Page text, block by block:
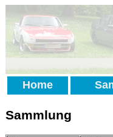
Home
Sammlung